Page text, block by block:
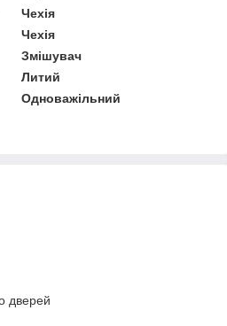
Чехія
Чехія
Змішувач
Литий
Одноважільний
дверей